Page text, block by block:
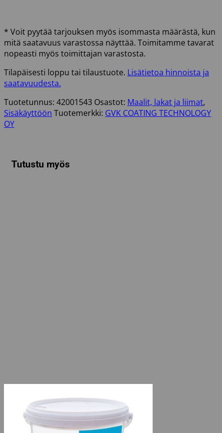
* Voit pyytää tarjouksen myös isommasta määrästä, kun
mitä saatavuus varastossa näyttää. Toimitamme tavarat
nopeasti myös toimittajan varastosta.
Tilapäisesti loppu tai tilaustuote. Lisätietoa hinnoista ja
saatavuudesta.
Tuotetunnus: 42001543 Osastot: Maalit, lakat ja liimat,
Sisäkäyttöön Tuotemerkki: GVK COATING TECHNOLOGY
OY
Tutustu myös